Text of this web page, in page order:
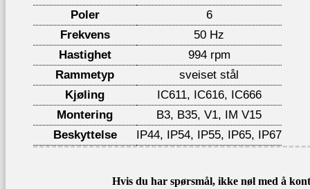
Poler
6
Frekvens
50 Hz
Hastighet
994 rpm
Rammetyp
sveiset stål
Kjøling
IC611, IC616, IC666
Montering
B3, B35, V1, IM V15
Beskyttelse
IP44, IP54, IP55, IP65, IP67
Hvis du har spørsmål, ikke nøl med å